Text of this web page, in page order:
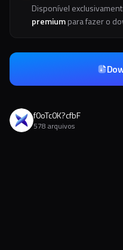
Disponível
premiumpara fazer o
f0oTc0K?cfbF
578 arquivos